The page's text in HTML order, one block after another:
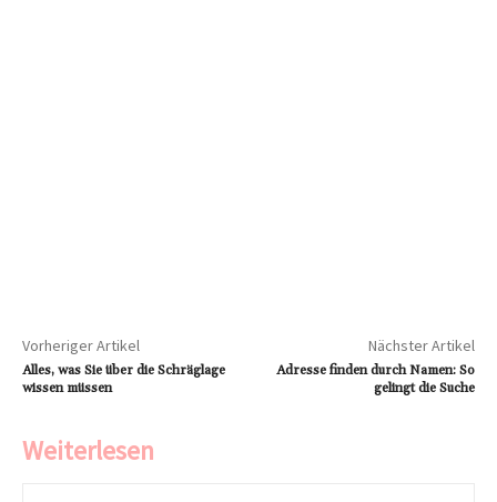
Vorheriger Artikel
Alles, was Sie über die Schräglage
wissen müssen
Nächster Artikel
Adresse finden durch Namen: So
gelingt die Suche
Weiterlesen